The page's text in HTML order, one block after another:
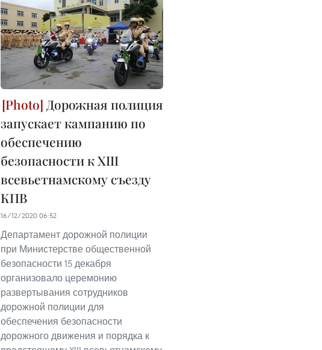
Дорожная полиция
запускает кампанию по
обеспечению
безопасности к XIII
всевьетнамскому съезду
КПВ
16/12/2020 06:52
Департамент дорожной полиции
при Министерстве общественной
безопасности 15 декабря
организовало церемонию
развертывания сотрудников
дорожной полиции для
обеспечения безопасности
дорожного движения и порядка к